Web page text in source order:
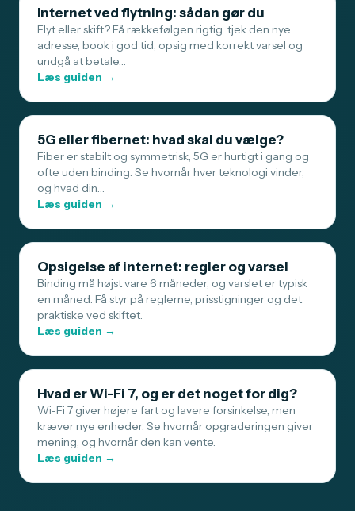
Internet ved flytning: sådan gør du
Flyt eller skift? Få rækkefølgen rigtig: tjek den nye
adresse, book i god tid, opsig med korrekt varsel og
undgå at betale…
Læs guiden →
5G eller fibernet: hvad skal du vælge?
Fiber er stabilt og symmetrisk, 5G er hurtigt i gang og
ofte uden binding. Se hvornår hver teknologi vinder,
og hvad din…
Læs guiden →
Opsigelse af internet: regler og varsel
Binding må højst vare 6 måneder, og varslet er typisk
en måned. Få styr på reglerne, prisstigninger og det
praktiske ved skiftet.
Læs guiden →
Hvad er Wi-Fi 7, og er det noget for dig?
Wi-Fi 7 giver højere fart og lavere forsinkelse, men
kræver nye enheder. Se hvornår opgraderingen giver
mening, og hvornår den kan vente.
Læs guiden →